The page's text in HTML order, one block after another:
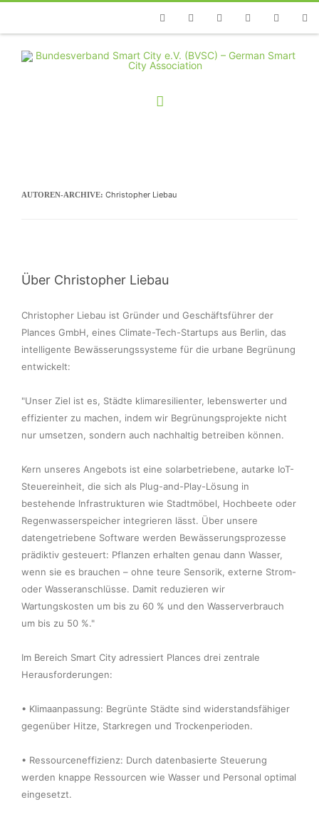
TelefonFacebookTwitterYoutubeInstagramLinkedin
AUTOREN-ARCHIVE: Christopher Liebau
Über Christopher Liebau
Christopher Liebau ist Gründer und Geschäftsführer der
Plances GmbH, eines Climate-Tech-Startups aus Berlin, das
intelligente Bewässerungssysteme für die urbane Begrünung
entwickelt:
"Unser Ziel ist es, Städte klimaresilienter, lebenswerter und
effizienter zu machen, indem wir Begrünungsprojekte nicht
nur umsetzen, sondern auch nachhaltig betreiben können.
Kern unseres Angebots ist eine solarbetriebene, autarke IoT-
Steuereinheit, die sich als Plug-and-Play-Lösung in
bestehende Infrastrukturen wie Stadtmöbel, Hochbeete oder
Regenwasserspeicher integrieren lässt. Über unsere
datengetriebene Software werden Bewässerungsprozesse
prädiktiv gesteuert: Pflanzen erhalten genau dann Wasser,
wenn sie es brauchen – ohne teure Sensorik, externe Strom-
oder Wasseranschlüsse. Damit reduzieren wir
Wartungskosten um bis zu 60 % und den Wasserverbrauch
um bis zu 50 %."
Im Bereich Smart City adressiert Plances drei zentrale
Herausforderungen:
• Klimaanpassung: Begrünte Städte sind widerstandsfähiger
gegenüber Hitze, Starkregen und Trockenperioden.
• Ressourceneffizienz: Durch datenbasierte Steuerung
werden knappe Ressourcen wie Wasser und Personal optimal
eingesetzt.